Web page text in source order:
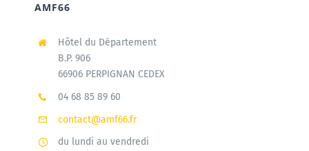
AMF66
Hôtel du Département
B.P. 906
66906 PERPIGNAN CEDEX
04 68 85 89 60
contact@amf66.fr
du lundi au vendredi